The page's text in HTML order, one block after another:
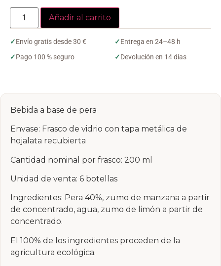
Añadir al carrito
✓Envío gratis desde 30 € ✓Entrega en 24–48 h
✓Pago 100 % seguro ✓Devolución en 14 días
Bebida a base de pera
Envase: Frasco de vidrio con tapa metálica de
hojalata recubierta
Cantidad nominal por frasco: 200 ml
Unidad de venta: 6 botellas
Ingredientes: Pera 40%, zumo de manzana a partir
de concentrado, agua, zumo de limón a partir de
concentrado.
El 100% de los ingredientes proceden de la
agricultura ecológica.